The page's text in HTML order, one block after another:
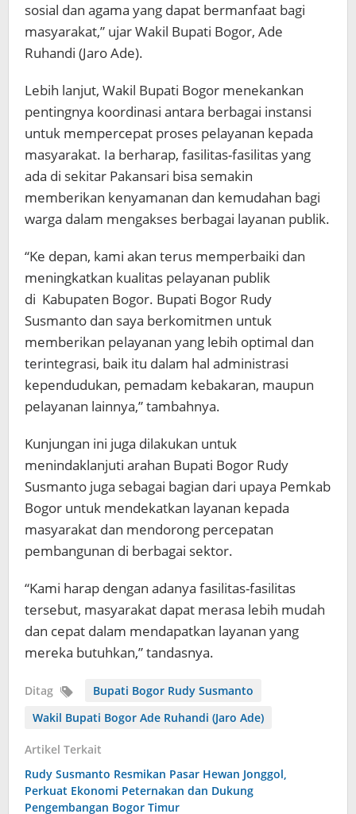
sosial dan agama yang dapat bermanfaat bagi
masyarakat,” ujar Wakil Bupati Bogor, Ade
Ruhandi (Jaro Ade).
Lebih lanjut, Wakil Bupati Bogor menekankan
pentingnya koordinasi antara berbagai instansi
untuk mempercepat proses pelayanan kepada
masyarakat. Ia berharap, fasilitas-fasilitas yang
ada di sekitar Pakansari bisa semakin
memberikan kenyamanan dan kemudahan bagi
warga dalam mengakses berbagai layanan publik.
“Ke depan, kami akan terus memperbaiki dan
meningkatkan kualitas pelayanan publik
di Kabupaten Bogor. Bupati Bogor Rudy
Susmanto dan saya berkomitmen untuk
memberikan pelayanan yang lebih optimal dan
terintegrasi, baik itu dalam hal administrasi
kependudukan, pemadam kebakaran, maupun
pelayanan lainnya,” tambahnya.
Kunjungan ini juga dilakukan untuk
menindaklanjuti arahan Bupati Bogor Rudy
Susmanto juga sebagai bagian dari upaya Pemkab
Bogor untuk mendekatkan layanan kepada
masyarakat dan mendorong percepatan
pembangunan di berbagai sektor.
“Kami harap dengan adanya fasilitas-fasilitas
tersebut, masyarakat dapat merasa lebih mudah
dan cepat dalam mendapatkan layanan yang
mereka butuhkan,” tandasnya.
Ditag
Bupati Bogor Rudy Susmanto
Wakil Bupati Bogor Ade Ruhandi (Jaro Ade)
Artikel Terkait
Rudy Susmanto Resmikan Pasar Hewan Jonggol,
Perkuat Ekonomi Peternakan dan Dukung
Pengembangan Bogor Timur